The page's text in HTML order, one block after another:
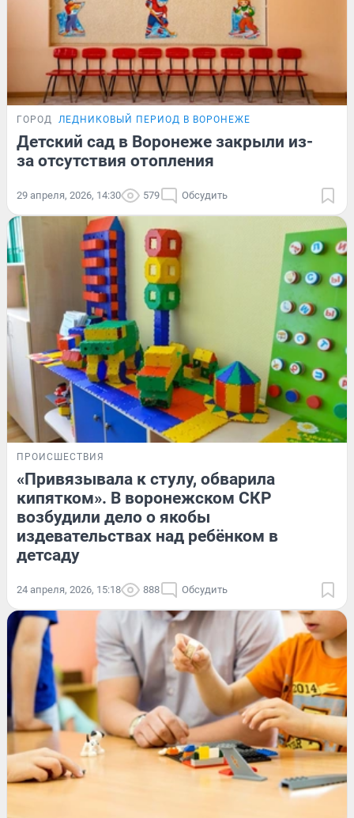
ГОРОД ЛЕДНИКОВЫЙ ПЕРИОД В ВОРОНЕЖЕ
Детский сад в Воронеже закрыли из-
за отсутствия отопления
29 апреля, 2026, 14:30 579 Обсудить
ПРОИСШЕСТВИЯ
«Привязывала к стулу, обварила
кипятком». В воронежском СКР
возбудили дело о якобы
издевательствах над ребёнком в
детсаду
24 апреля, 2026, 15:18 888 Обсудить